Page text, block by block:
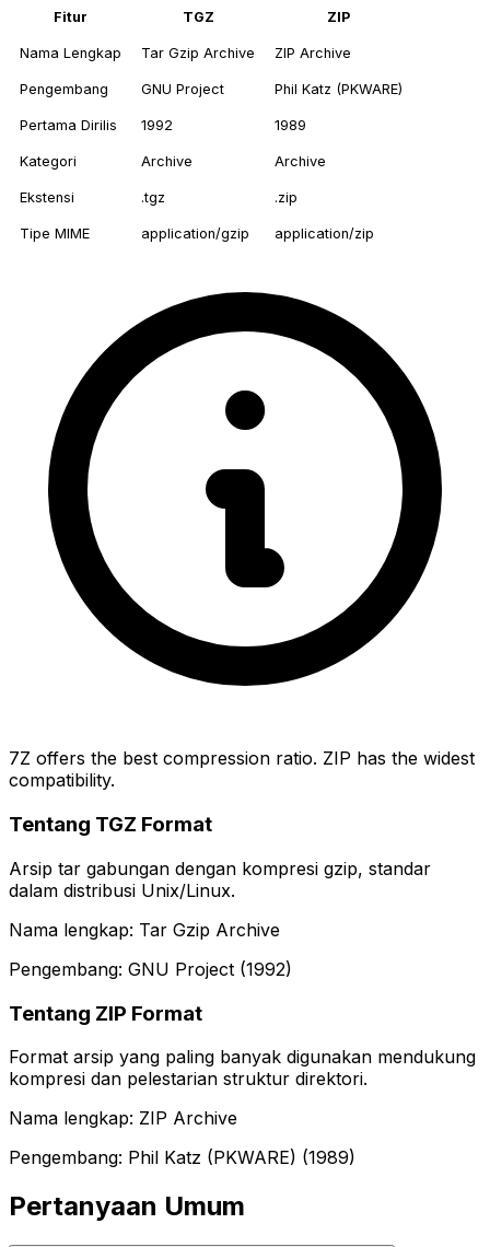
Fitur TGZ ZIP
Nama Lengkap Tar Gzip Archive ZIP Archive
Pengembang GNU Project Phil Katz (PKWARE)
Pertama Dirilis 1992 1989
Kategori Archive Archive
Ekstensi .tgz .zip
Tipe MIME application/gzip application/zip
7Z offers the best compression ratio. ZIP has the widest
compatibility.
Tentang TGZ Format
Arsip tar gabungan dengan kompresi gzip, standar
dalam distribusi Unix/Linux.
Nama lengkap: Tar Gzip Archive
Pengembang: GNU Project (1992)
Tentang ZIP Format
Format arsip yang paling banyak digunakan mendukung
kompresi dan pelestarian struktur direktori.
Nama lengkap: ZIP Archive
Pengembang: Phil Katz (PKWARE) (1989)
Pertanyaan Umum